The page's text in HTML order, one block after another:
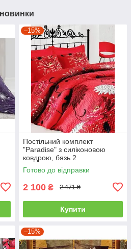
новинки
–15%
Постільний комплект
"Paradise" з силіконовою
ковдрою, бязь 2
Готово до відправки
2 100 ₴ 2 471 ₴
Купити
–15%